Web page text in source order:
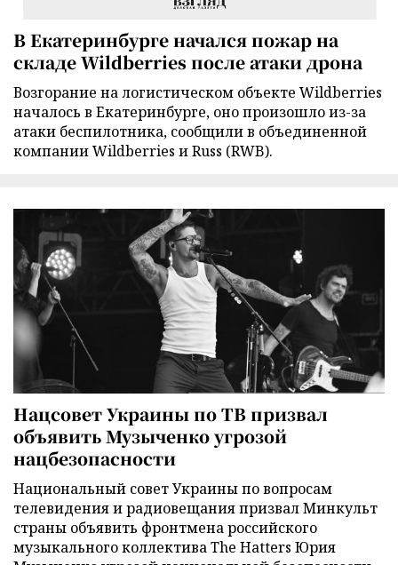
В Екатеринбурге начался пожар на
складе Wildberries после атаки дрона
Возгорание на логистическом объекте Wildberries
началось в Екатеринбурге, оно произошло из-за
атаки беспилотника, сообщили в объединенной
компании Wildberries и Russ (RWB).
Нацсовет Украины по ТВ призвал
объявить Музыченко угрозой
нацбезопасности
Национальный совет Украины по вопросам
телевидения и радиовещания призвал Минкульт
страны объявить фронтмена российского
музыкального коллектива The Hatters Юрия